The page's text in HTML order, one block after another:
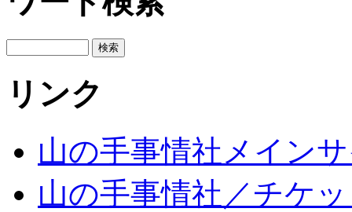
リンク
山の手事情社メイン
山の手事情社／チケ